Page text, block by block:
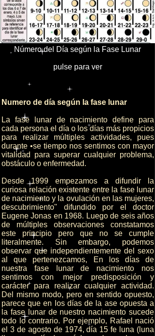
Numero de día según la fase lunar
La fase lunar de nacimiento define para
cada persona el día o los días más propicios
para realizar múltiples actividades, pues
durante •se tiempo nos sentimos con mayor
vitalidad para superar cualquier problema,
obstáculo o enfermedad.
Desde 1999 empezamos a difundir la
curiosa relación existente entre la fase lunar
de nacimiento y la ovulación en las mujeres,
descubrimiento" difundido por el doctor
Eugene Jonas en 1968. Luego de seis años
de múltiples observaciones constatamos
este principio pero que no se cumple
literalmente. Sin embargo, podemos
observar que independientemente del sexo
al que pertenezcamos, En los días de
nuestra fase lunar de nacimiento nos
sentimos con mejor predisposición y
carácter para realizar cualquier actividad.
Del mismo modo, pero en sentido opuesto,
parece que en los días de la ase opuesta a
la fase lunar de nuestro nacimiento sucede
todo lo contrario. Por ejemplo, Rafael nació
el 3 de agosto de 1974, día 15 fe luna (luna
Número del Día según la Fase Lunar
pulse para ver